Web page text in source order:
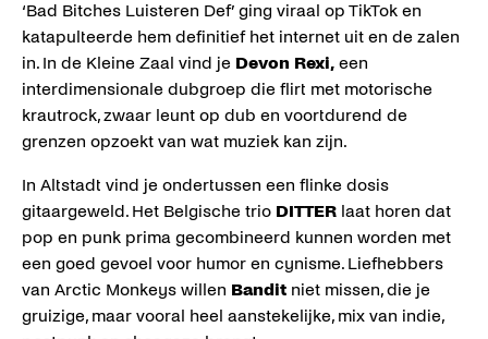
‘Bad Bitches Luisteren Def’ ging viraal op TikTok en
katapulteerde hem definitief het internet uit en de zalen
in. In de Kleine Zaal vind je Devon Rexi, een
interdimensionale dubgroep die flirt met motorische
krautrock, zwaar leunt op dub en voortdurend de
grenzen opzoekt van wat muziek kan zijn.
In Altstadt vind je ondertussen een flinke dosis
gitaargeweld. Het Belgische trio DITTER laat horen dat
pop en punk prima gecombineerd kunnen worden met
een goed gevoel voor humor en cynisme. Liefhebbers
van Arctic Monkeys willen Bandit niet missen, die je
gruizige, maar vooral heel aanstekelijke, mix van indie,